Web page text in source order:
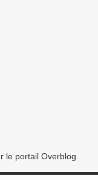
le portail Overblog